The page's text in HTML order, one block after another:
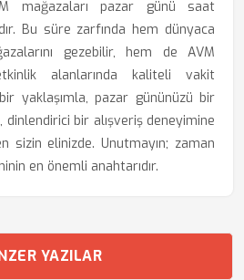
mağazaları pazar günü saat
Bu süre zarfında hem dünyaca
gezebilir, hem de AVM
alanlarında kaliteli vakit
yaklaşımla, pazar gününüzü bir
bir alışveriş deneyimine
sizin elinizde. Unutmayın; zaman
en önemli anahtarıdır.
YAZILAR